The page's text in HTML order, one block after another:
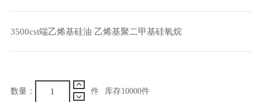
3500cst端乙烯基硅油 乙烯基聚二甲基硅氧烷
数量： 件 库存10000件